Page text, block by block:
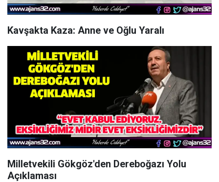
Kavşakta Kaza: Anne ve Oğlu Yaralı
Milletvekili Gökgöz'den Dereboğazı Yolu
Açıklaması